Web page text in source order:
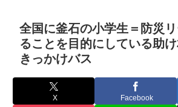
全国に釜石の小学生＝防災
ることを目的にしている助
きっかけバス
X Facebook